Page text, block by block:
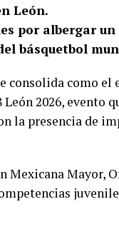
León.
por albergar
básquetbol
consolida como el
2026, evento
la presencia de
Mexicana Mayor,